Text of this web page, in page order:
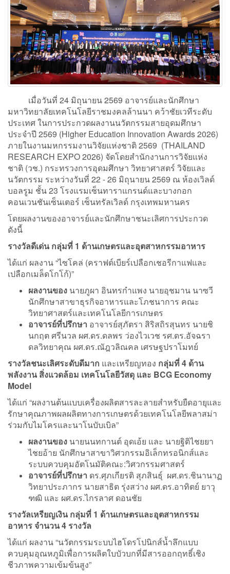
เมื่อวันที่ 24 มิถุนายน 2569 อาจารย์และนักศึกษา
มหาวิทยาลัยเทคโนโลยีราชมงคลล้านนา คว้าชัยเวทีระดับ
ประเทศ ในการประกวดผลงานนวัตกรรมสายอุดมศึกษา
ประจำปี 2569 (Higher Education Innovation Awards 2026)
ภายในงานมหกรรมงานวิจัยแห่งชาติ 2569 (THAILAND
RESEARCH EXPO 2026) จัดโดยสำนักงานการวิจัยแห่ง
ชาติ (วช.) กระทรวงการอุดมศึกษา วิทยาศาสตร์ วิจัยและ
นวัตกรรม ระหว่างวันที่ 22 - 26 มิถุนายน 2569 ณ ห้องเวิลด์
บอลรูม ชั้น 23 โรงแรมเซ็นทาราแกรนด์และบางกอก
คอนเวนชันเซ็นเตอร์ เซ็นทรัลเวิลด์ กรุงเทพมหานคร
โดยผลงานของอาจารย์และนักศึกษาชนะเลิศการประกวด
ดังนี้
รางวัลดีเด่น กลุ่มที่ 1 ด้านเกษตรและอุตสาหกรรมอาหาร
ได้แก่ ผลงาน “ไซโคล่ (คราฟต์เบียร์เปลือกเชอรีกาแฟและ
เปลือกเมล็ดโกโก้)”
ผลงานของ นายภูผา อินทรกำแพง นายอุชมาน นาซวี
นักศึกษาสาขาธุรกิจอาหารและโภชนาการ คณะ
วิทยาศาสตร์และเทคโนโลยีการเกษตร
อาจารย์ที่ปรึกษา อาจารย์สุภัตรา สิริสถิรสุนทร นายชิ
นกฤต ศรีนวล ผศ.ดร.ดลพร ว่องไวเวช รศ.ดร.อัจฉรา
ดลวิทยาคุณ ผศ.ดร.ณัฎวลิณคล เศรษฐปราโมทย์
รางวัลชนะเลิศระดับดีมาก และเหรียญทอง กลุ่มที่ 4 ด้าน
พลังงาน สิ่งแวดล้อม เทคโนโลยีวัสดุ และ BCG Economy
Model
ได้แก่ “ผลงานต้นแบบเครื่องผลิตสารละลายสำหรับยืดอายุและ
รักษาคุณภาพผลผลิตทางการเกษตรด้วยเทคโนโลยีพลาสม่า
ร่วมกับไมโครและนาโนบับเบิล”
ผลงานของ นายนนทกานต์ อุดเอ้ย และ นายฐิติไชยยา
ไชยอ้าย นักศึกษาสาขาวิศวกรรมอิเล็กทรอนิกส์และ
ระบบควบคุมอัตโนมัติคณะ:วิศวกรรมศาสตร์
อาจารย์ที่ปรึกษา ดร.ศุภเกียรติ สุภสินธุ์ ผศ.ดร.ชินานาฏ
วิทยาประภากร นายสาธิต รุ่งสว่าง ผศ.ดร.อาทิตย์ ยาวุ
ฑฒิ และ ผศ.ดร.ไกรลาศ ดอนชัย
รางวัลเหรียญเงิน กลุ่มที่ 1 ด้านเกษตรและอุตสาหกรรม
อาหาร จำนวน 4 รางวัล
ได้แก่ ผลงาน “นวัตกรรมระบบไฮโดรโปนิกส์น้ำลึกแบบ
ควบคุมอุณหภูมิเพื่อการผลิตใบบัวบกที่มีสารออกฤทธิ์เชิง
ชีวภาพความเข้มข้นสูง”